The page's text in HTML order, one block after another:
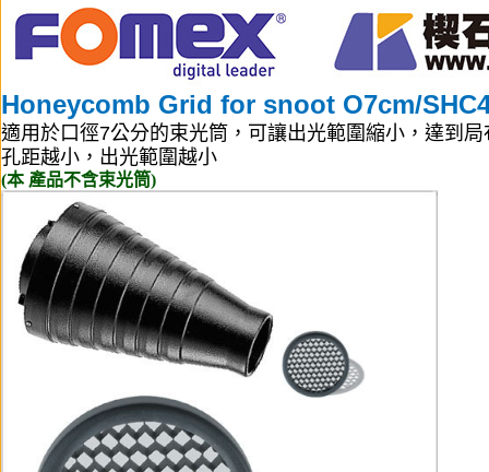
Honeycomb Grid for snoot O7cm/
適用於口徑7公分的束光筒，可讓出光範圍縮小，達到
孔距越小，出光範圍越小
(本 產品不含束光筒)